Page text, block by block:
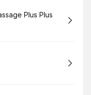
Plus Plus